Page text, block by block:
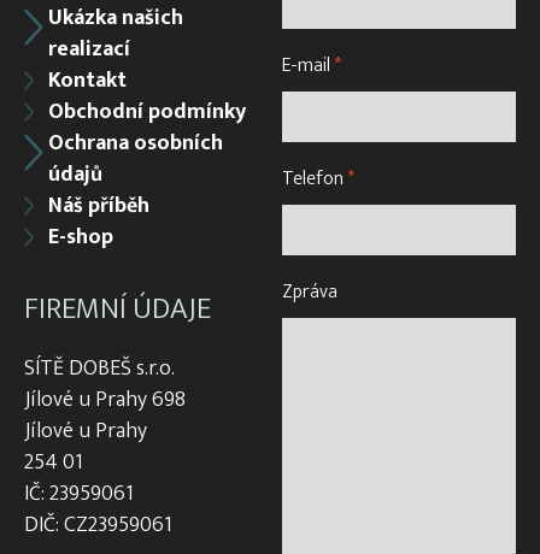
Ukázka našich
realizací
Kontakt
Obchodní podmínky
Ochrana osobních
údajů
Náš příběh
E-shop
FIREMNÍ ÚDAJE
SÍTĚ DOBEŠ s.r.o.
Jílové u Prahy 698
Jílové u Prahy
254 01
IČ: 23959061
DIČ: CZ23959061
E-mail*
Telefon*
Zpráva